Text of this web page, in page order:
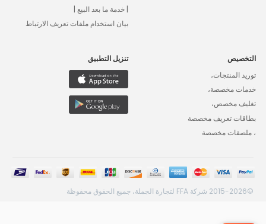
| خدمة ما بعد البيع |
بيان استخدام ملفات تعريف الارتباط
التخصيص
توريد المنتجات،
خدمات مخصصة،
تغليف مخصص،
بطاقات تعريف مخصصة
، ملصقات مخصصة
تنزيل التطبيق
©2015-2026 شركة FFA لتجارة الجملة، جميع الحقوق محفوظة